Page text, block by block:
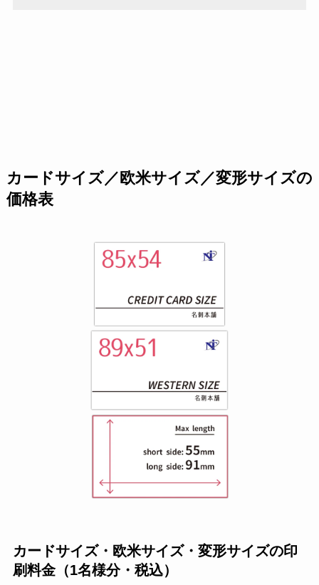
カードサイズ／欧米サイズ／変形サイズの
価格表
カードサイズ・欧米サイズ・変形サイズの印
刷料金（1名様分・税込）